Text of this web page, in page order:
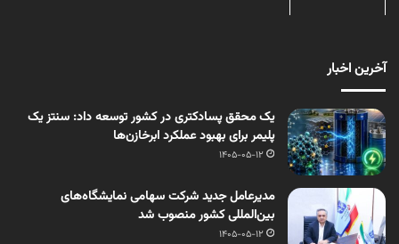
آخرین اخبار
یک محقق پسادکتری در کشور توسعه داد: سنتز یک
پلیمر برای بهبود عملکرد ابرخازن‌ها
1405-05-12
مدیرعامل جدید شرکت سهامی نمایشگاه‌های
بین‌المللی کشور منصوب شد
1405-05-12